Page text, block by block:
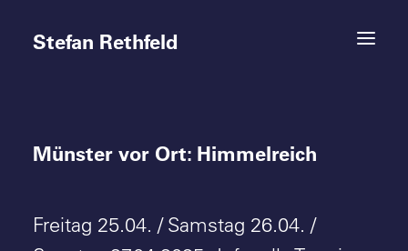
Stefan Rethfeld
Termine
Münster vor Ort: Himmelreich
Freitag 25.04. / Samstag 26.04. /